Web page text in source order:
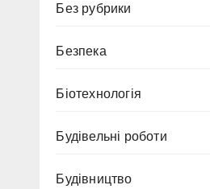
Без рубрики
Безпека
Біотехнологія
Будівельні роботи
Будівництво